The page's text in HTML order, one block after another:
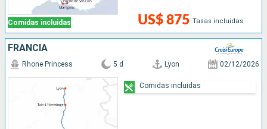
Comidas incluidas US$ 875 Tasas incluidas
FRANCIA
Rhone Princess 5 d Lyon 02/12/2026
Comidas incluidas